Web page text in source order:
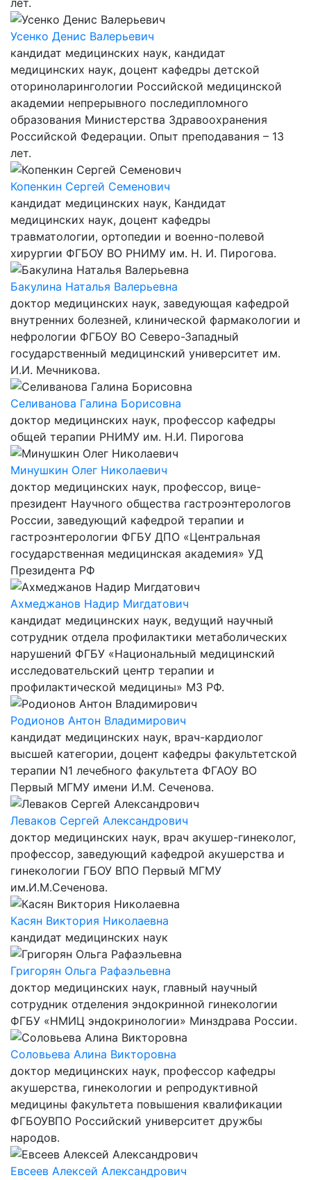
лет.
Усенко Денис Валерьевич
кандидат медицинских наук, кандидат
медицинских наук, доцент кафедры детской
оториноларингологии Российской медицинской
академии непрерывного последипломного
образования Министерства Здравоохранения
Российской Федерации. Опыт преподавания – 13
лет.
Копенкин Сергей Семенович
кандидат медицинских наук, Кандидат
медицинских наук, доцент кафедры
травматологии, ортопедии и военно-полевой
хирургии ФГБОУ ВО РНИМУ им. Н. И. Пирогова.
Бакулина Наталья Валерьевна
доктор медицинских наук, заведующая кафедрой
внутренних болезней, клинической фармакологии и
нефрологии ФГБОУ ВО Северо-Западный
государственный медицинский университет им.
И.И. Мечникова.
Селиванова Галина Борисовна
доктор медицинских наук, профессор кафедры
общей терапии РНИМУ им. Н.И. Пирогова
Минушкин Олег Николаевич
доктор медицинских наук, профессор, вице-
президент Научного общества гастроэнтерологов
России, заведующий кафедрой терапии и
гастроэнтерологии ФГБУ ДПО «Центральная
государственная медицинская академия» УД
Президента РФ
Ахмеджанов Надир Мигдатович
кандидат медицинских наук, ведущий научный
сотрудник отдела профилактики метаболических
нарушений ФГБУ «Национальный медицинский
исследовательский центр терапии и
профилактической медицины» МЗ РФ.
Родионов Антон Владимирович
кандидат медицинских наук, врач-кардиолог
высшей категории, доцент кафедры факультетской
терапии N1 лечебного факультета ФГАОУ ВО
Первый МГМУ имени И.М. Сеченова.
Леваков Сергей Александрович
доктор медицинских наук, врач акушер-гинеколог,
профессор, заведующий кафедрой акушерства и
гинекологии ГБОУ ВПО Первый МГМУ
им.И.М.Сеченова.
Касян Виктория Николаевна
кандидат медицинских наук
Григорян Ольга Рафаэльевна
доктор медицинских наук, главный научный
сотрудник отделения эндокринной гинекологии
ФГБУ «НМИЦ эндокринологии» Минздрава России.
Соловьева Алина Викторовна
доктор медицинских наук, профессор кафедры
акушерства, гинекологии и репродуктивной
медицины факультета повышения квалификации
ФГБОУВПО Российский университет дружбы
народов.
Евсеев Алексей Александрович